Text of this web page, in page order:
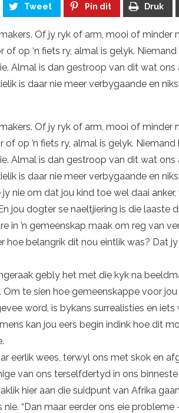
Tweet Pin dit Druk
Of jy ryk of arm, mooi of minder
of op ‘n fiets ry, almal is gelyk.
Almal is dan gestroop van dit wat
is daar nie meer verbygaande en
Of jy ryk of arm, mooi of minder
of op ’n fiets ry, almal is gelyk.
Almal is dan gestroop van dit wat
is daar nie meer verbygaande en
nie om dat jou kind toe wel daai
jou dogter se naeltjiering is die laaste
in ’n gemeenskap maak om reg van
hoe belangrik dit nou eintlik was? Dat
gebly het met die kyk na
Om te sien hoe gemeenskappe voor jou
word, is bykans surrealisties en iets
mens kan jou eers begin indink hoe dit
eerlik wees, terwyl ons met skok en
van ons terselfdertyd in ons
hier aan die suidpunt van Afrika
“Dan maar eerder ons eie